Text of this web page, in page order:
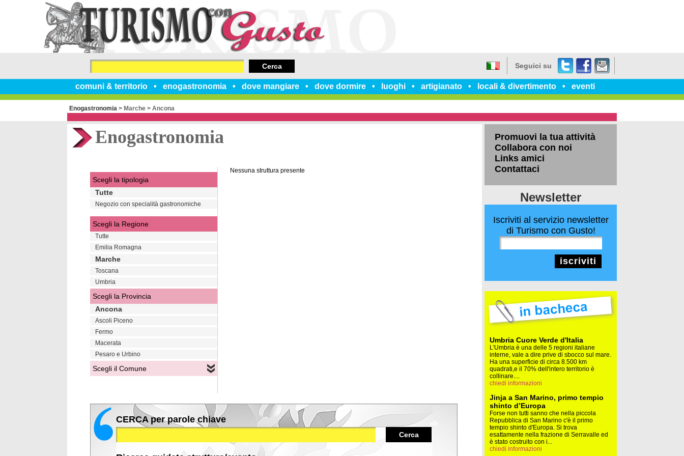
comuni & territorio enogastronomia dove mangiare dove dormire luoghi artigianato locali & divertimento eventi
Seguici su TwitterFacebook
un
Cerca
Enogastronomia > Marche > Ancona
Enogastronomia
Nessuna struttura presente
Scegli la tipologia
Tutte
Negozio con specialità gastronomiche
Scegli la Regione
Tutte
Emilia Romagna
Marche
Toscana
Umbria
Scegli la Provincia
Ancona
Ascoli Piceno
Fermo
Macerata
Pesaro e Urbino
Scegli il Comune
CERCA per parole chiave
Cerca
Promuovi la tua attività
Collabora con noi
Links amici
Contattaci
Newsletter
Iscriviti al servizio newsletter
di Turismo con Gusto!
iscriviti
Umbria Cuore Verde d'Italia
L'Umbria è una delle 5 regioni italiane
interne, vale a dire prive di sbocco sul mare.
Ha una superficie di circa 8.500 km
quadrati,e il 70% dell'intero territorio è
collinare....
chiedi informazioni
Jinja a San Marino, primo tempio
shinto d’Europa
Forse non tutti sanno che nella piccola
Repubblica di San Marino c'è il primo
tempio shinto d'Europa. Si trova
esattamente nella frazione di Serravalle ed
è stato costruito con i...
chiedi informazioni